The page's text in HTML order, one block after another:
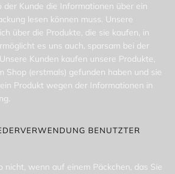
Kunde die Informationen über ein
lesen können muss. Unsere
über die Produkte, die sie kaufen, in
es uns auch, sparsam bei der
Kunden kaufen unsere Produkte,
Shop (erstmals) gefunden haben und sie
Produkt wegen der Informationen in
BENUTZTER
nicht, wenn auf einem Päckchen, das Sie